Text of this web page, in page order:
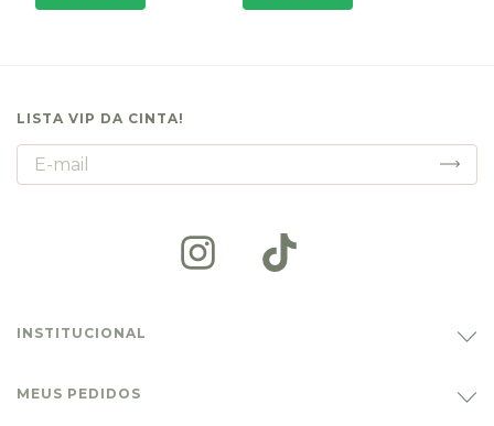
LISTA VIP DA CINTA!
INSTITUCIONAL
MEUS PEDIDOS